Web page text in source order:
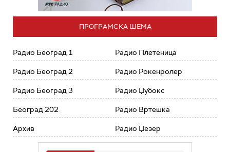
ПРОГРАМСКА ШЕМА
Радио Београд 1
Радио Београд 2
Радио Београд 3
Београд 202
Архив
Радио Плетеница
Радио Рокенролер
Радио Џубокс
Радио Вртешка
Радио Џезер